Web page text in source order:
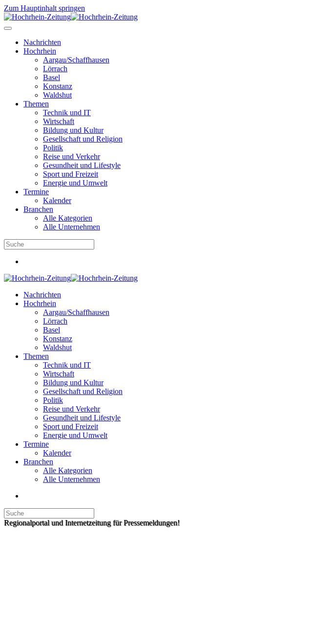
Zum Hauptinhalt springen
Nachrichten
Hochrhein
Aargau/Schaffhausen
Lörrach
Basel
Konstanz
Waldshut
Themen
Technik und IT
Wirtschaft
Bildung und Kultur
Gesellschaft und Religion
Politik
Reise und Verkehr
Gesundheit und Lifestyle
Sport und Freizeit
Energie und Umwelt
Termine
Kalender
Branchen
Alle Kategorien
Alle Unternehmen
Nachrichten
Hochrhein
Aargau/Schaffhausen
Lörrach
Basel
Konstanz
Waldshut
Themen
Technik und IT
Wirtschaft
Bildung und Kultur
Gesellschaft und Religion
Politik
Reise und Verkehr
Gesundheit und Lifestyle
Sport und Freizeit
Energie und Umwelt
Termine
Kalender
Branchen
Alle Kategorien
Alle Unternehmen
Regionalportal und Internetzeitung für Pressemeldungen!